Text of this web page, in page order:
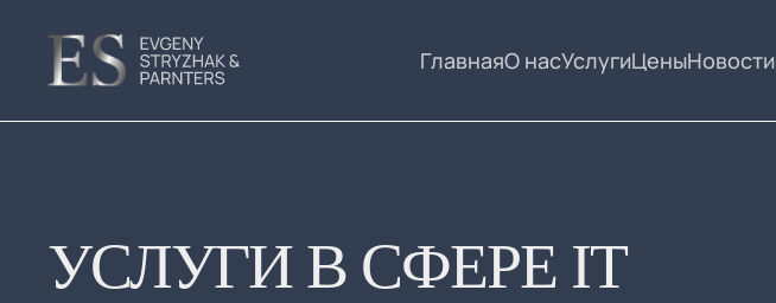
ГлавнаяО насУслугиЦеныНовости
УСЛУГИ В СФЕРЕ IT